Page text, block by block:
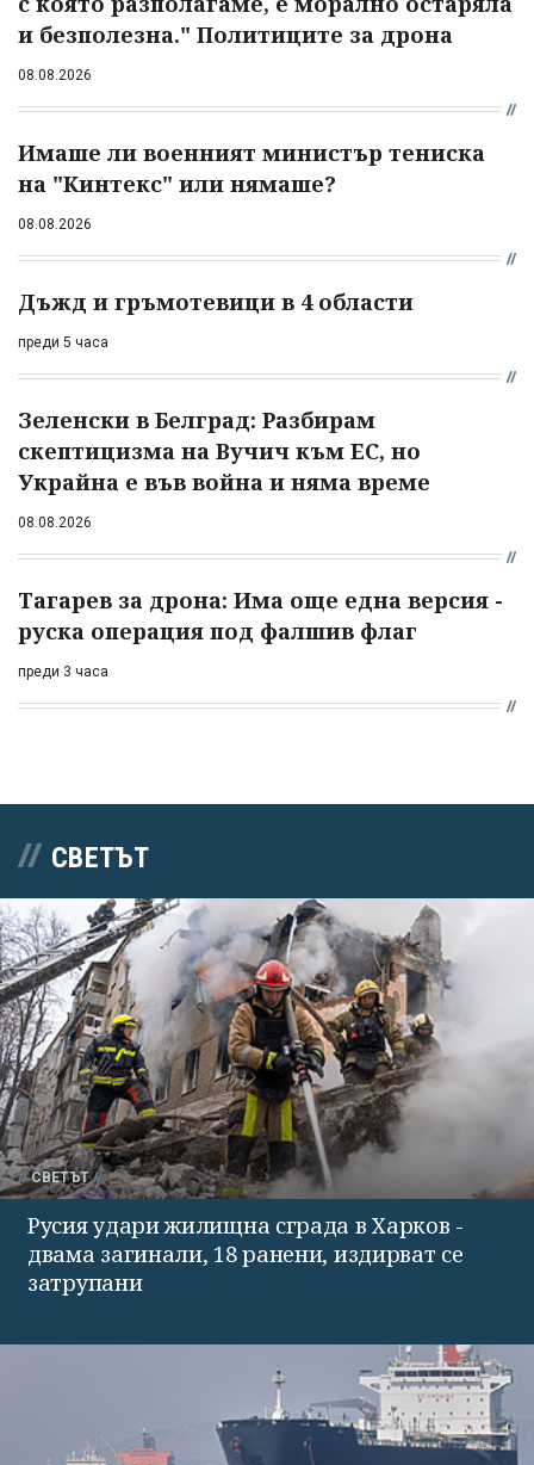
и безполезна." Политиците за дрона
08.08.2026
Имаше ли военният министър тениска
на "Кинтекс" или нямаше?
08.08.2026
Дъжд и гръмотевици в 4 области
преди 5 часа
Зеленски в Белград: Разбирам
скептицизма на Вучич към ЕС, но
Украйна е във война и няма време
08.08.2026
Тагарев за дрона: Има още една версия -
руска операция под фалшив флаг
преди 3 часа
СВЕТЪТ
СВЕТЪТ
Русия удари жилищна сграда в Харков -
двама загинали, 18 ранени, издирват се
затрупани